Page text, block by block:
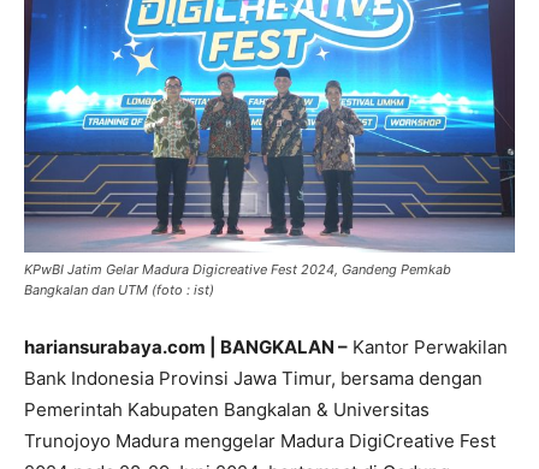
KPwBI Jatim Gelar Madura Digicreative Fest 2024, Gandeng Pemkab
Bangkalan dan UTM (foto : ist)
hariansurabaya.com | BANGKALAN – Kantor Perwakilan
Bank Indonesia Provinsi Jawa Timur, bersama dengan
Pemerintah Kabupaten Bangkalan & Universitas
Trunojoyo Madura menggelar Madura DigiCreative Fest